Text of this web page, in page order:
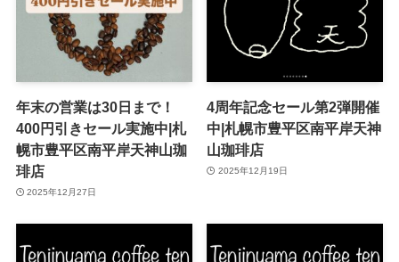
年末の営業は30日まで！
400円引きセール実施中|札
幌市豊平区南平岸天神山珈
琲店
2025年12月27日
4周年記念セール第2弾開催
中|札幌市豊平区南平岸天神
山珈琲店
2025年12月19日